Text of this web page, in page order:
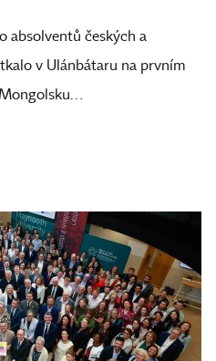
absolventů českých a
v Ulánbátaru na prvním